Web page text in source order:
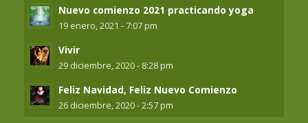
Nuevo comienzo 2021 practicando yoga
19 enero, 2021 - 7:07 pm
Vivir
29 diciembre, 2020 - 8:28 pm
Feliz Navidad, Feliz Nuevo Comienzo
26 diciembre, 2020 - 2:57 pm